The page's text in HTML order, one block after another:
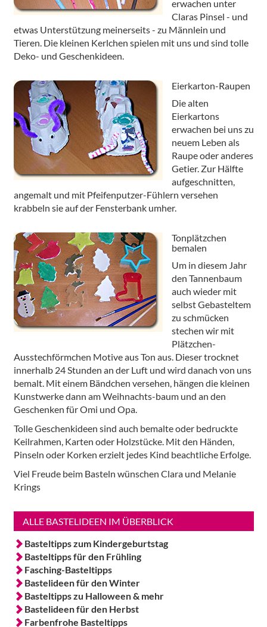
erwachen unter
Claras Pinsel - und
etwas Unterstützung meinerseits - zu Männlein und
Tieren. Die kleinen Kerlchen spielen mit uns und sind tolle
Deko- und Geschenkideen.
Eierkarton-Raupen
Die alten
Eierkartons
erwachen bei uns zu
neuem Leben als
Raupe oder anderes
Getier. Zur Hälfte
aufgeschnitten,
angemalt und mit Pfeifenputzer-Fühlern versehen
krabbeln sie auf der Fensterbank umher.
Tonplätzchen
bemalen
Um in diesem Jahr
den Tannenbaum
auch wieder mit
selbst Gebasteltem
zu schmücken
stechen wir mit
Plätzchen-
Ausstechförmchen Motive aus Ton aus. Dieser trocknet
innerhalb 24 Stunden an der Luft und wird danach von uns
bemalt. Mit einem Bändchen versehen, hängen die kleinen
Kunstwerke dann am Weihnachts-baum und an den
Geschenken für Omi und Opa.
Tolle Geschenkideen sind auch bemalte oder bedruckte
Keilrahmen, Karten oder Holzstücke. Mit den Händen,
Pinseln oder Korken erzielt jedes Kind beachtliche Erfolge.
Viel Freude beim Basteln wünschen Clara und Melanie
Krings
ALLE BASTELIDEEN IM ÜBERBLICK
Basteltipps zum Kindergeburtstag
Basteltipps für den Frühling
Fasching-Basteltipps
Bastelideen für den Winter
Basteltipps zu Halloween & mehr
Bastelideen für den Herbst
Farbenfrohe Basteltipps